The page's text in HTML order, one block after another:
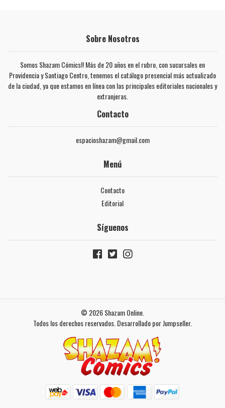
Sobre Nosotros
Somos Shazam Cómics!! Más de 20 años en el rubro, con sucursales en
Providencia y Santiago Centro, tenemos el catálogo presencial más actualizado
de la ciudad, ya que estamos en línea con las principales editoriales nacionales y
extranjeras.
Contacto
espacioshazam@gmail.com
Menú
Contacto
Editorial
Síguenos
© 2026 Shazam Online.
Todos los derechos reservados. Desarrollado por Jumpseller.